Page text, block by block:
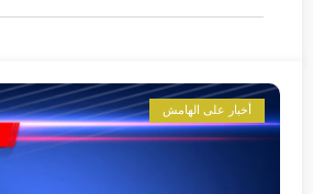
أخبار على الهامش